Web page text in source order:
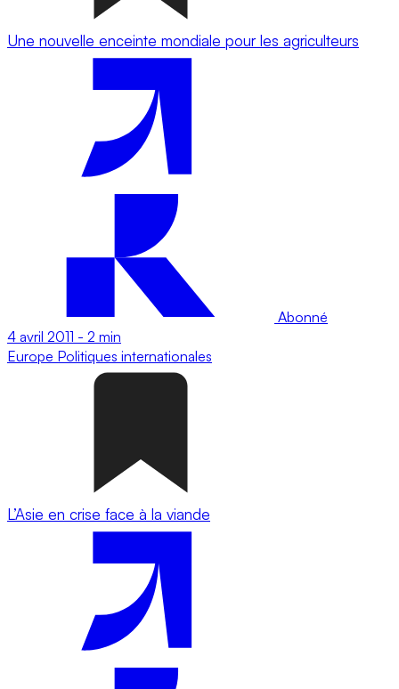
Une nouvelle enceinte mondiale pour les agriculteurs
Abonné
4 avril 2011 - 2 min
Europe Politiques internationales
L’Asie en crise face à la viande